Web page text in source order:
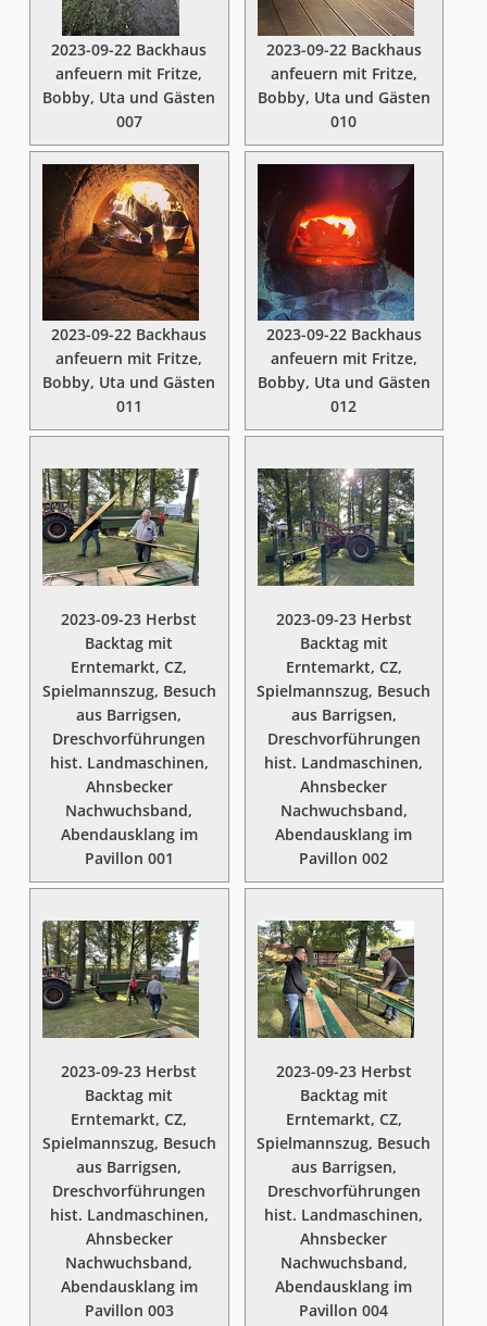
2023-09-22 Backhaus
anfeuern mit Fritze,
Bobby, Uta und Gästen
007
2023-09-22 Backhaus
anfeuern mit Fritze,
Bobby, Uta und Gästen
010
2023-09-22 Backhaus
anfeuern mit Fritze,
Bobby, Uta und Gästen
011
2023-09-22 Backhaus
anfeuern mit Fritze,
Bobby, Uta und Gästen
012
2023-09-23 Herbst
Backtag mit
Erntemarkt, CZ,
Spielmannszug, Besuch
aus Barrigsen,
Dreschvorführungen
hist. Landmaschinen,
Ahnsbecker
Nachwuchsband,
Abendausklang im
Pavillon 001
2023-09-23 Herbst
Backtag mit
Erntemarkt, CZ,
Spielmannszug, Besuch
aus Barrigsen,
Dreschvorführungen
hist. Landmaschinen,
Ahnsbecker
Nachwuchsband,
Abendausklang im
Pavillon 002
2023-09-23 Herbst
Backtag mit
Erntemarkt, CZ,
Spielmannszug, Besuch
aus Barrigsen,
Dreschvorführungen
hist. Landmaschinen,
Ahnsbecker
Nachwuchsband,
Abendausklang im
Pavillon 003
2023-09-23 Herbst
Backtag mit
Erntemarkt, CZ,
Spielmannszug, Besuch
aus Barrigsen,
Dreschvorführungen
hist. Landmaschinen,
Ahnsbecker
Nachwuchsband,
Abendausklang im
Pavillon 004